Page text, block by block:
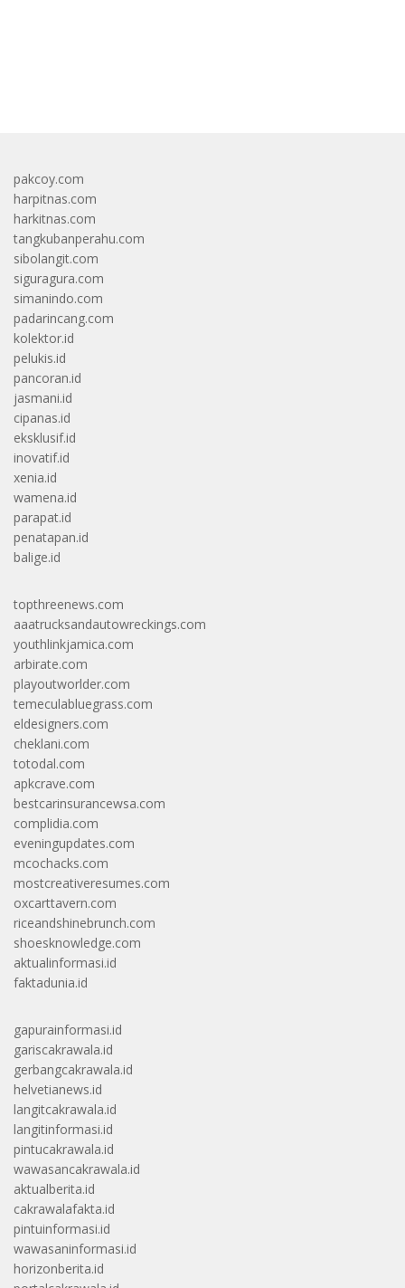
pakcoy.com
harpitnas.com
harkitnas.com
tangkubanperahu.com
sibolangit.com
siguragura.com
simanindo.com
padarincang.com
kolektor.id
pelukis.id
pancoran.id
jasmani.id
cipanas.id
eksklusif.id
inovatif.id
xenia.id
wamena.id
parapat.id
penatapan.id
balige.id
topthreenews.com
aaatrucksandautowreckings.com
youthlinkjamica.com
arbirate.com
playoutworlder.com
temeculabluegrass.com
eldesigners.com
cheklani.com
totodal.com
apkcrave.com
bestcarinsurancewsa.com
complidia.com
eveningupdates.com
mcochacks.com
mostcreativeresumes.com
oxcarttavern.com
riceandshinebrunch.com
shoesknowledge.com
aktualinformasi.id
faktadunia.id
gapurainformasi.id
gariscakrawala.id
gerbangcakrawala.id
helvetianews.id
langitcakrawala.id
langitinformasi.id
pintucakrawala.id
wawasancakrawala.id
aktualberita.id
cakrawalafakta.id
pintuinformasi.id
wawasaninformasi.id
horizonberita.id